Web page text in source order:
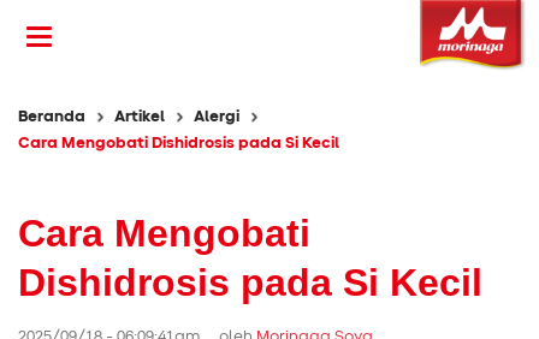
Beranda Artikel
Alergi
Cara Mengobati Dishidrosis pada Si Kecil
Cara Mengobati
Dishidrosis pada Si Kecil